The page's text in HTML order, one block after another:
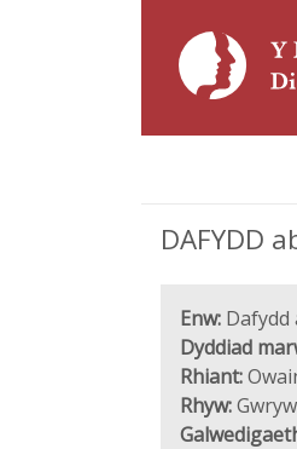
DAFYDD
Enw: Dafydd
Dyddiad
Rhiant:
Rhyw:Gwryw